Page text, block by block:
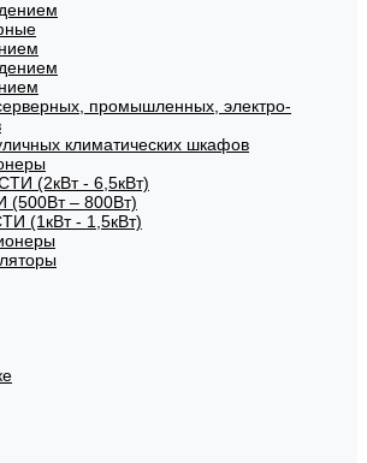
промышленных, электро-
климатических шкафов
(2кВт - 6,5кВт)
– 800Вт)
(1кВт - 1,5кВт)